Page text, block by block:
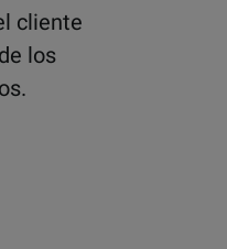
cliente
los